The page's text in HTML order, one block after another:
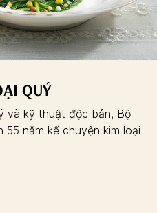
QUÝ
và kỹ thuật độc bản, Bộ
năm kể chuyện kim loại